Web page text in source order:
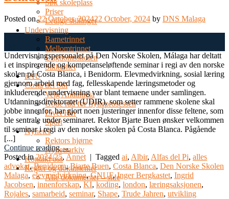
Søk skoleplass
Priser
Ledige stillinger
Undervisning
Barnetrinnet
Mellomtrinnet
Ungdomsskolen
Sikkerhet
FAU
Costa del Sol
Velg Andalucia
Gode råd for flytteprosessen
Livet Her
Sport
Nyheter
Rektors hjørne
Nyhetsarkiv
Kontakt oss
Regler og dokumenter
Alle dokumenter – side
Posted on22 October, 202422 October, 2024 by DNS Malaga
Undervisningspersonalet på Den Norske Skolen, Málaga har deltatt
i et inspirerende og kompetanseløftende seminar i regi av den norske
skolen på Costa Blanca, i Benidorm. Elevmedvirkning, sosial læring
gjennom arbeid med fag, fellesskapende læringsmetoder og
inkluderende undervisning var blant temaene under samlingen.
Utdanningsdirektoratet (UDIR), som setter rammene skolene skal
jobbe innenfor, har gjort noen justeringer innenfor disse feltene, som
ble sentrale under seminaret. Rektor Bjarte Buen ønsker velkommen
til seminar i regi av den norske skolen på Costa Blanca. Pågående
[...]
Continue reading→
Posted in2024/25, Annet | Tagged ai, Albir, Alfas del Pi, alles
advokat,Benidorm,Bjarte Buen, Costa Blanca, Den Norske Skolen
Malaga, elevmedvirkning,GNUF,Inger Bergkastet, Ingrid
Jacobsen, innenforskap, KI, koding, london, læringsaksjonen,
Rojales, samarbeid, seminar, Shape, Trude Jahren, utvikling